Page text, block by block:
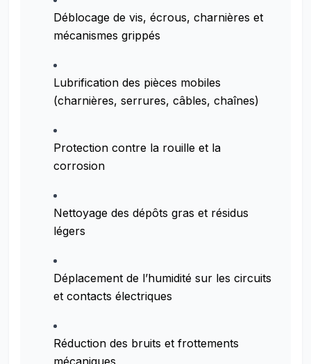
Déblocage de vis, écrous, charnières et
mécanismes grippés
Lubrification des pièces mobiles
(charnières, serrures, câbles, chaînes)
Protection contre la rouille et la
corrosion
Nettoyage des dépôts gras et résidus
légers
Déplacement de l’humidité sur les circuits
et contacts électriques
Réduction des bruits et frottements
mécaniques